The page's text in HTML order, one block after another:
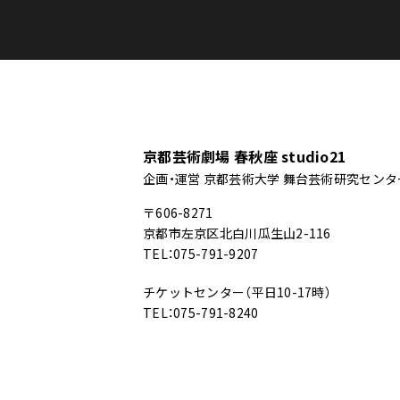
京都芸術劇場 春秋座 studio21
企画・運営 京都芸術大学 舞台芸術研究セン
〒606-8271
京都市左京区北白川瓜生山2-116
TEL：075-791-9207
チケットセンター（平日10-17時）
TEL：075-791-8240